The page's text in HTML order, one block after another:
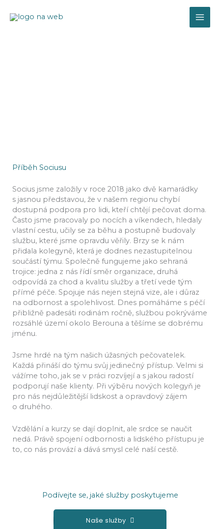
Příběh Sociusu
Socius jsme založily v roce 2018 jako dvě kamarádky
s jasnou představou, že v našem regionu chybí
dostupná podpora pro lidi, kteří chtějí pečovat doma.
Často jsme pracovaly po nocích a víkendech, hledaly
vlastní cestu, učily se za běhu a postupně budovaly
službu, které jsme opravdu věřily. Brzy se k nám
přidala kolegyně, která je dodnes nezastupitelnou
součástí týmu. Společně fungujeme jako sehraná
trojice: jedna z nás řídí směr organizace, druhá
odpovídá za chod a kvalitu služby a třetí vede tým
přímé péče. Spojuje nás nejen stejná vize, ale i důraz
na odbornost a spolehlivost. Dnes pomáháme s péčí
přibližně padesáti rodinám ročně, službou pokrýváme
rozsáhlé území okolo Berouna a těšíme se dobrému
jménu.
Jsme hrdé na tým našich úžasných pečovatelek.
Každá přináší do týmu svůj jedinečný přístup. Velmi si
vážíme toho, jak se v práci rozvíjejí a s jakou radostí
podporují naše klienty. Při výběru nových kolegyň je
pro nás nejdůležitější lidskost a opravdový zájem
o druhého.
Vzdělání a kurzy se dají doplnit, ale srdce se naučit
nedá. Právě spojení odbornosti a lidského přístupu je
to, co nás provází a dává smysl celé naší cestě.
Podívejte se, jaké služby poskytujeme
Naše služby